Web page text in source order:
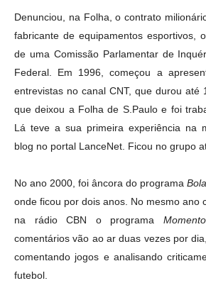
Denunciou, na Folha, o contrato
fabricante de equipamentos esportivos,
de uma Comissão Parlamentar de
Federal. Em 1996, começou a
entrevistas no canal CNT, que durou até
que deixou a Folha de S.Paulo e foi
Lá teve a sua primeira experiência na
blog no portal LanceNet. Ficou no grupo
No ano 2000, foi âncora do programa
onde ficou por dois anos. No mesmo ano
na rádio CBN o programa
comentários vão ao ar duas vezes por
comentando jogos e analisando
futebol.